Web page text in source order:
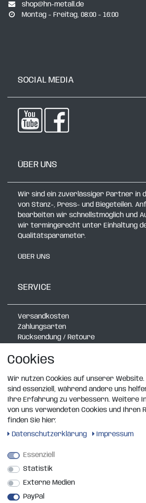
shop@hn-metall.de
Montag - Freitag, 08:00 - 16:00
SOCIAL MEDIA
ÜBER UNS
Wir sind ein zuverlässiger Partner in
von Stanz-, Press- und Biegeteilen.
bearbeiten wir schnellstmöglich und
wir termingerecht unter Einhaltung
Qualitätsparameter.
ÜBER UNS
SERVICE
Versandkosten
Zahlungsarten
Rücksendung / Retoure
Verlegerechner Schmal
Rasenkanten Katalog
Design Wandboard
RECHTLICHES
Widerrufsformular
Impressum
Datenschutzerklärung
Kontakt
Cookies
Wir nutzen Cookies auf unserer Website.
sind essenziell, während andere uns
Ihre Erfahrung zu verbessern. Weitere
von uns verwendeten Cookies und Ihren
finden Sie hier:
Daten­schutz­erklärung
Impressum
Essenziell
Statistik
Externe Medien
PayPal